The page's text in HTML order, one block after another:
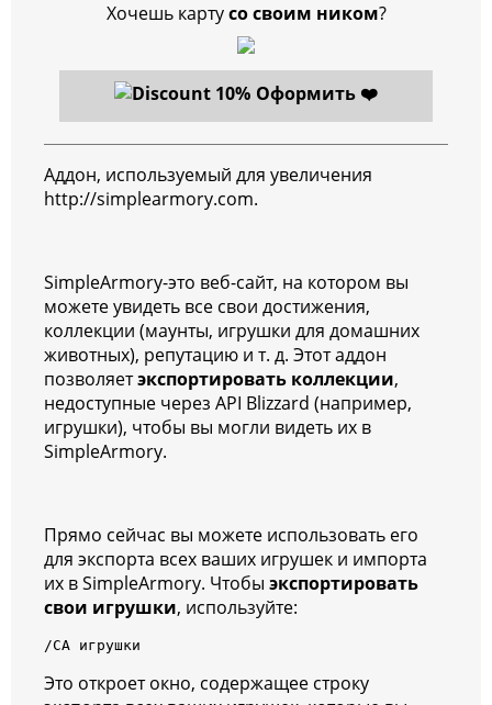
Хочешь картусо своим ником?
Оформить ❤️
Аддон, используемый для увеличения
http://simplearmory.com.
SimpleArmory-это веб-сайт, на котором вы
можете увидеть все свои достижения,
коллекции (маунты, игрушки для домашних
животных), репутацию и т. д. Этот аддон
позволяетэкспортировать коллекции,
недоступные через API Blizzard (например,
игрушки), чтобы вы могли видеть их в
SimpleArmory.
Прямо сейчас вы можете использовать его
для экспорта всех ваших игрушек и импорта
их в SimpleArmory. Чтобы экспортировать
свои игрушки, используйте:
/СА игрушки
Это откроет окно, содержащее строку